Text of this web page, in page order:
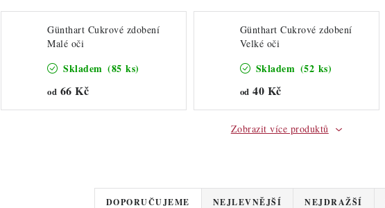
Günthart Cukrové zdobení
Malé oči
Skladem (85 ks)
od 66 Kč
Günthart Cukrové zdobení
Velké oči
Skladem (52 ks)
od 40 Kč
Zobrazit více produktů
Ř
DOPORUČUJEME NEJLEVNĚJŠÍ NEJDRAŽŠÍ